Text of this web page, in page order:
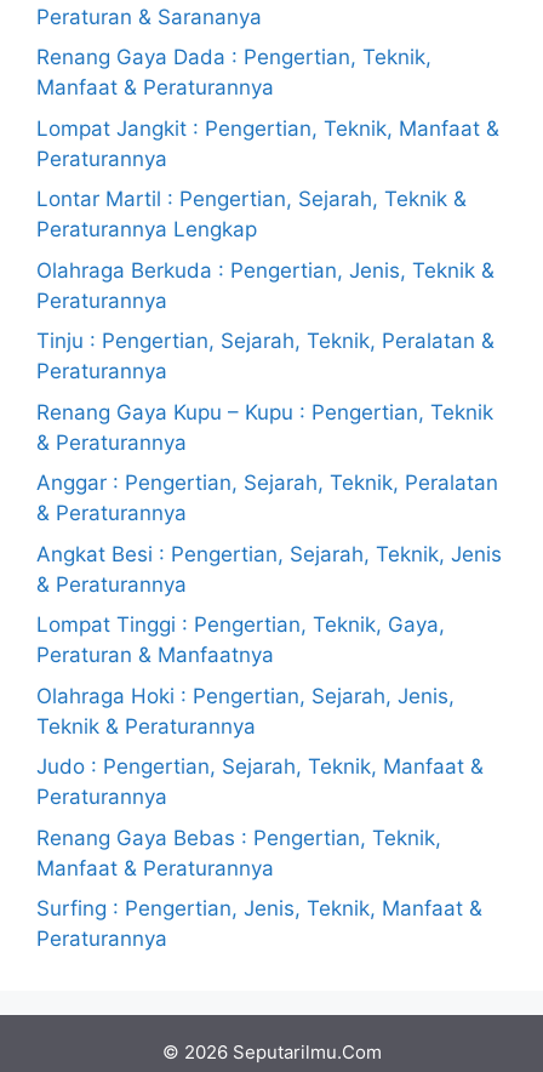
Peraturan & Sarananya
Renang Gaya Dada : Pengertian, Teknik,
Manfaat & Peraturannya
Lompat Jangkit : Pengertian, Teknik, Manfaat &
Peraturannya
Lontar Martil : Pengertian, Sejarah, Teknik &
Peraturannya Lengkap
Olahraga Berkuda : Pengertian, Jenis, Teknik &
Peraturannya
Tinju : Pengertian, Sejarah, Teknik, Peralatan &
Peraturannya
Renang Gaya Kupu – Kupu : Pengertian, Teknik
& Peraturannya
Anggar : Pengertian, Sejarah, Teknik, Peralatan
& Peraturannya
Angkat Besi : Pengertian, Sejarah, Teknik, Jenis
& Peraturannya
Lompat Tinggi : Pengertian, Teknik, Gaya,
Peraturan & Manfaatnya
Olahraga Hoki : Pengertian, Sejarah, Jenis,
Teknik & Peraturannya
Judo : Pengertian, Sejarah, Teknik, Manfaat &
Peraturannya
Renang Gaya Bebas : Pengertian, Teknik,
Manfaat & Peraturannya
Surfing : Pengertian, Jenis, Teknik, Manfaat &
Peraturannya
© 2026 Seputarilmu.Com